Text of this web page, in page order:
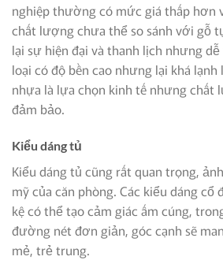
nghiệp thường có mức giá thấp hơn
chất lượng chưa thể so sánh với gỗ
lại sự hiện đại và thanh lịch nhưng
loại có độ bền cao nhưng lại khá lạnh
nhựa là lựa chọn kinh tế nhưng chất
đảm bảo.
Kiểu dáng tủ
Kiểu dáng tủ cũng rất quan trọng,
mỹ của căn phòng. Các kiểu dáng
kệ có thể tạo cảm giác ấm cúng,
đường nét đơn giản, góc cạnh sẽ
mẻ, trẻ trung.